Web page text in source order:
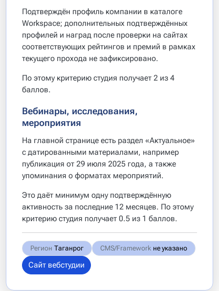
Подтверждён профиль компании в каталоге
Workspace; дополнительных подтверждённых
профилей и наград после проверки на сайтах
соответствующих рейтингов и премий в рамках
текущего прохода не зафиксировано.
По этому критерию студия получает 2 из 4
баллов.
Вебинары, исследования,
мероприятия
На главной странице есть раздел «Актуальное»
с датированными материалами, например
публикация от 29 июля 2025 года, а также
упоминания о форматах мероприятий.
Это даёт минимум одну подтверждённую
активность за последние 12 месяцев. По этому
критерию студия получает 0.5 из 1 баллов.
Регион Таганрог CMS/Framework не указано
Сайт вебстудии